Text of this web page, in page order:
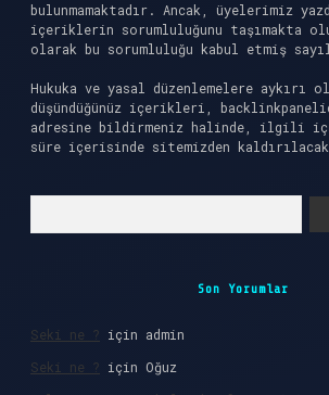
bulunmamaktadır. Ancak, üyelerimiz
içeriklerin sorumluluğunu taşımakta
olarak bu sorumluluğu kabul etmiş
Hukuka ve yasal düzenlemelere aykırı
düşündüğünüz içerikleri,
adresine bildirmeniz halinde, ilgili
süre içerisinde sitemizden
Son Yorumlar
Seki ne ? için admin
Seki ne ? için Oğuz